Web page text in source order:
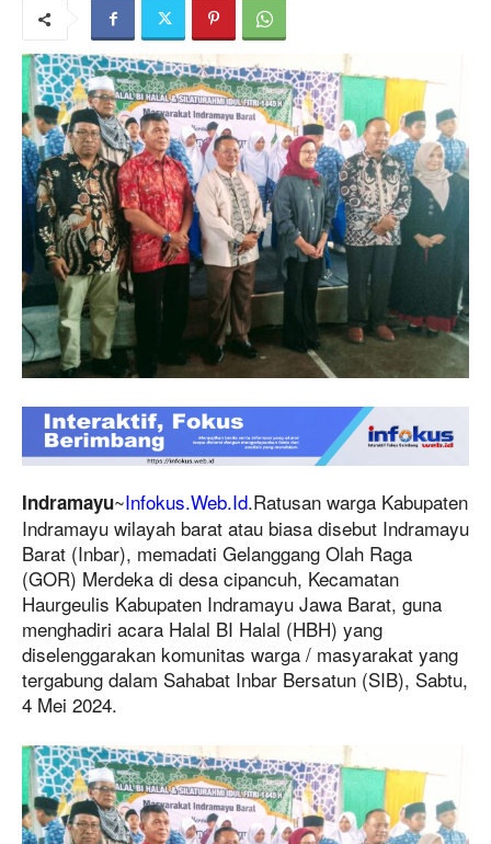
Indramayu~Infokus.Web.Id.Ratusan warga Kabupaten
Indramayu wilayah barat atau biasa disebut Indramayu
Barat (Inbar), memadati Gelanggang Olah Raga
(GOR) Merdeka di desa cipancuh, Kecamatan
Haurgeulis Kabupaten Indramayu Jawa Barat, guna
menghadiri acara Halal BI Halal (HBH) yang
diselenggarakan komunitas warga / masyarakat yang
tergabung dalam Sahabat Inbar Bersatun (SIB), Sabtu,
4 Mei 2024.